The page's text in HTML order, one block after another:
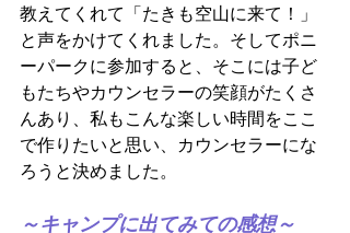
教えてくれて「たきも空山に来て！」
と声をかけてくれました。そしてポニ
ーパークに参加すると、そこには子ど
もたちやカウンセラーの笑顔がたくさ
んあり、私もこんな楽しい時間をここ
で作りたいと思い、カウンセラーにな
ろうと決めました。
～キャンプに出てみての感想～